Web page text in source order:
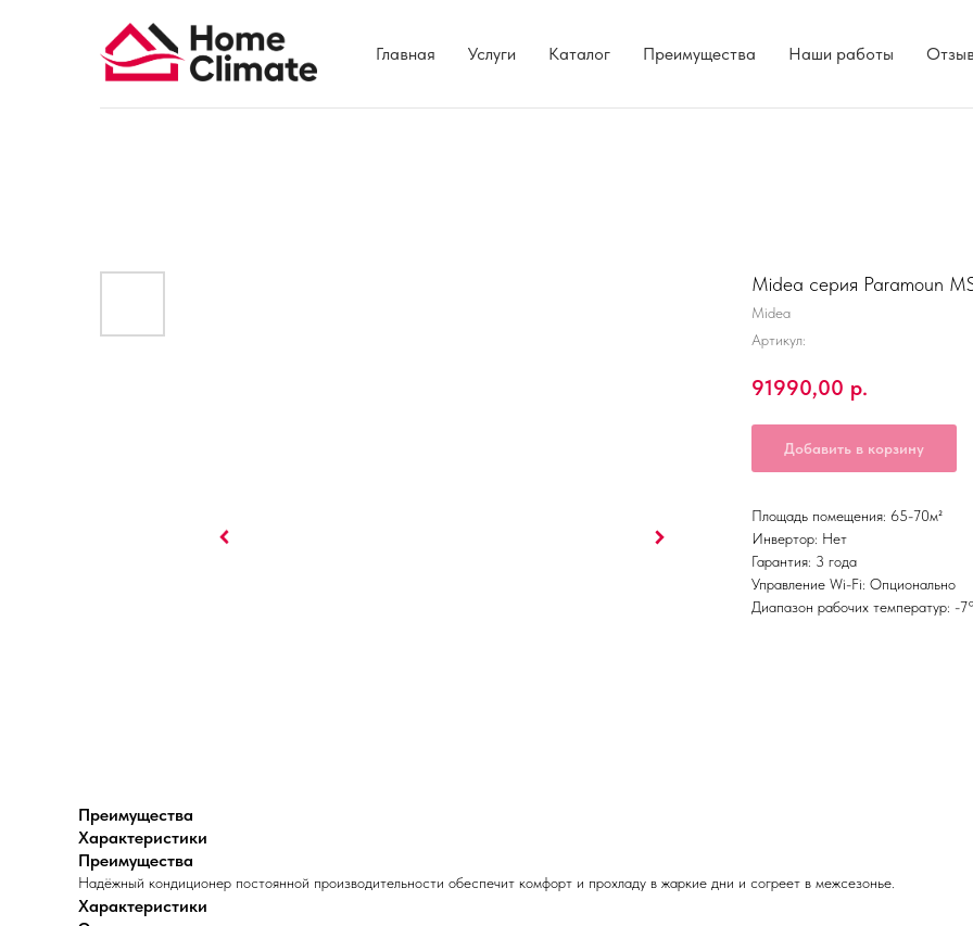
Главная Услуги Каталог Преимущества Наши работы
Midea серия Paramoun
Midea
Артикул:
91990,00 р.
Добавить в корзину
Площадь помещения: 65-70м²
Инвертор: Нет
Гарантия: 3 года
Управление Wi-Fi: Опционально
Диапазон рабочих температур: -
Преимущества
Характеристики
Преимущества
Надёжный кондиционер постоянной производительности обеспечит комфорт и прохладу в жаркие дни и согреет в межсезонье.
Характеристики